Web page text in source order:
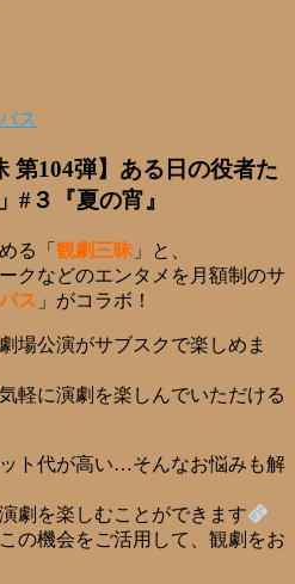
ス
第104弾】ある日の役者た
#３『夏の宵』
る「 観劇三昧 」と、
クなどのエンタメを月額制のサ
ス 」がコラボ！
場公演がサブスクで楽しめま
軽に演劇を楽しんでいただける
ト代が高い…そんなお悩みも解
劇を楽しむことができます
の機会をご活用して、観劇をお